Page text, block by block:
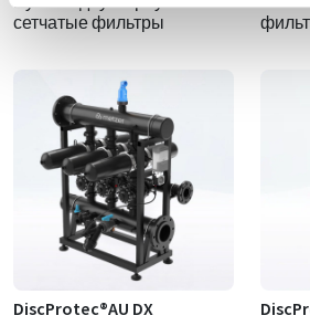
сетчатые фильтры
DiscProtec®AU DX